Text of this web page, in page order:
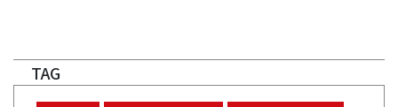
TAG